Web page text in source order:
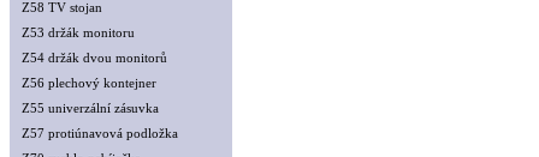
Z58 TV stojan
Z53 držák monitoru
Z54 držák dvou monitorů
Z56 plechový kontejner
Z55 univerzální zásuvka
Z57 protiúnavová podložka